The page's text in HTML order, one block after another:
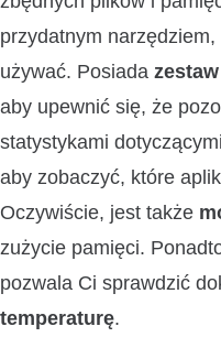
przydatnym
używać. Posiada
aby upewnić się, że
statystykami
aby zobaczyć, które
Oczywiście, jest także
zużycie pamięci.
pozwala Ci sprawdzić
temperaturę.